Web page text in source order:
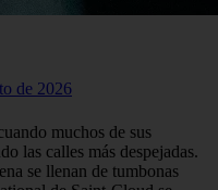
de 2026
muchos de sus
las calles más despejadas.
se llenan de tumbonas